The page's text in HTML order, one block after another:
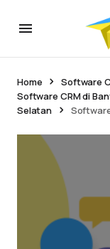
Home Software
Software CRM di
Selatan